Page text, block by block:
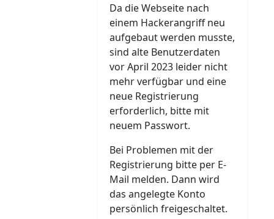
Da die Webseite nach
einem Hackerangriff neu
aufgebaut werden musste,
sind alte Benutzerdaten
vor April 2023 leider nicht
mehr verfügbar und eine
neue Registrierung
erforderlich, bitte mit
neuem Passwort.
Bei Problemen mit der
Registrierung bitte per E-
Mail melden. Dann wird
das angelegte Konto
persönlich freigeschaltet.